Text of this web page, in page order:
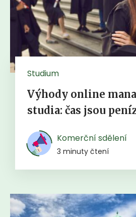
Studium
Výhody online
studia: čas jsou
Komerční sdělení
3 minuty čtení